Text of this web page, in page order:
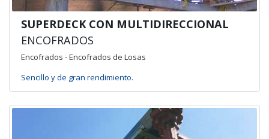
SUPERDECK CON MULTIDIRECCIONAL
ENCOFRADOS
Encofrados - Encofrados de Losas
Sencillo y de gran rendimiento.